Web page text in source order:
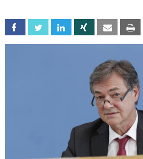
Facebook Twitter Linkedin Xing Email